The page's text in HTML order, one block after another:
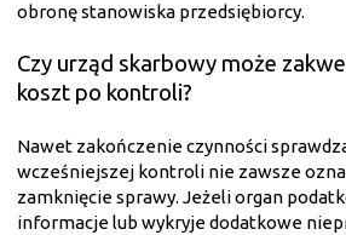
obronę stanowiska przedsiębiorcy.
Czy urząd skarbowy może
koszt po kontroli?
Nawet zakończenie czynności
wcześniejszej kontroli nie zawsze
zamknięcie sprawy. Jeżeli organ
informacje lub wykryje dodatkowe